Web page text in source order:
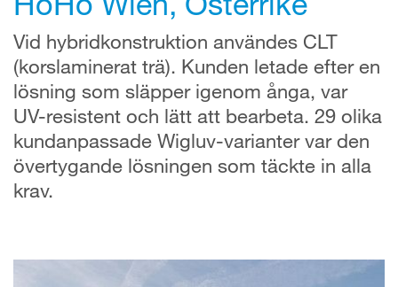
Vid hybridkonstruktion användes CLT
(korslaminerat trä). Kunden letade efter en
lösning som släpper igenom ånga, var
UV-resistent och lätt att bearbeta. 29 olika
kundanpassade Wigluv-varianter var den
övertygande lösningen som täckte in alla
krav.